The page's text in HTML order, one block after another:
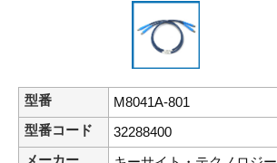
型番
M8041A-801
型番コード
32288400
メーカー